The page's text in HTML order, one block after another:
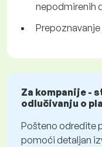
nepodmirenih
Za kompanije -
odlučivanju o
Pošteno odredite
pomoći detaljan